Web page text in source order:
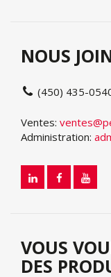
NOUS
(450) 435-
Ventes:
Administration:
VOUS
DES